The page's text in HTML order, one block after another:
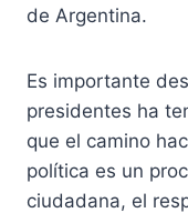
de Argentina.
Es importante
presidentes ha
que el camino
política es un
ciudadana, el